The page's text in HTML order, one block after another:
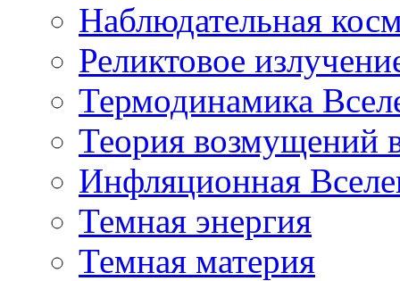
Наблюдательная
Реликтовое
Термодинамика
Теория возмущений
Инфляционная
Темная энергия
Темная материя